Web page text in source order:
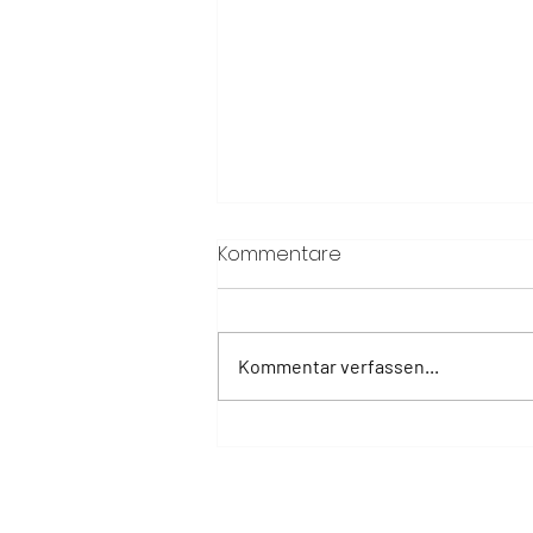
Kommentare
Kommentar verfassen...